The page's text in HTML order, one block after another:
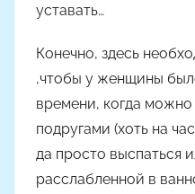
уставать…
Конечно, здесь
,чтобы у женщины
времени, когда
подругами (хоть на
да просто выспаться
расслабленной в